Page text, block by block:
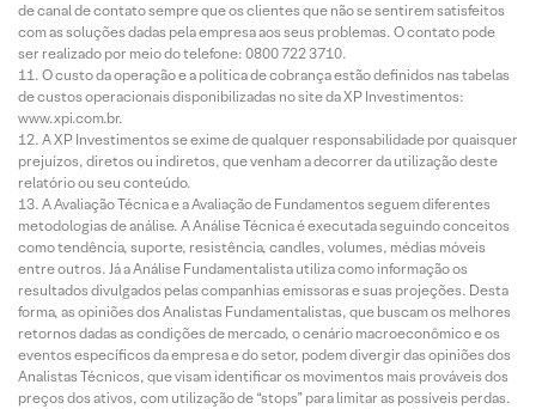
de canal de contato sempre que os clientes que não se sentirem satisfeitos
com as soluções dadas pela empresa aos seus problemas. O contato pode
ser realizado por meio do telefone: 0800 722 3710.
O custo da operação e a política de cobrança estão definidos nas tabelas
de custos operacionais disponibilizadas no site da XP Investimentos:
www.xpi.com.br.
A XP Investimentos se exime de qualquer responsabilidade por quaisquer
prejuízos, diretos ou indiretos, que venham a decorrer da utilização deste
relatório ou seu conteúdo.
A Avaliação Técnica e a Avaliação de Fundamentos seguem diferentes
metodologias de análise. A Análise Técnica é executada seguindo conceitos
como tendência, suporte, resistência, candles, volumes, médias móveis
entre outros. Já a Análise Fundamentalista utiliza como informação os
resultados divulgados pelas companhias emissoras e suas projeções. Desta
forma, as opiniões dos Analistas Fundamentalistas, que buscam os melhores
retornos dadas as condições de mercado, o cenário macroeconômico e os
eventos específicos da empresa e do setor, podem divergir das opiniões dos
Analistas Técnicos, que visam identificar os movimentos mais prováveis dos
preços dos ativos, com utilização de “stops” para limitar as possíveis perdas.